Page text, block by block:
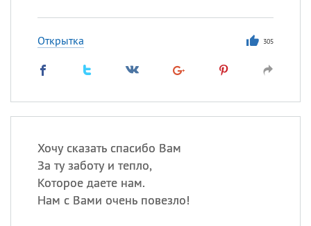
Открытка 305
Хочу сказать спасибо Вам
За ту заботу и тепло,
Которое даете нам.
Нам с Вами очень повезло!